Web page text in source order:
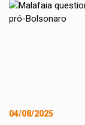
04/08/2025